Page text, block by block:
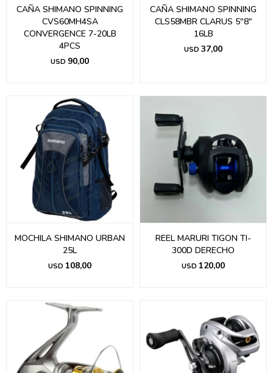
CAÑA SHIMANO SPINNING
CVS60MH4SA
CONVERGENCE 7-20LB
4PCS
USD 90,00
CAÑA SHIMANO SPINNING
CLS58MBR CLARUS 5"8"
16LB
USD 37,00
MOCHILA SHIMANO URBAN
25L
USD 108,00
REEL MARURI TIGON TI-
300D DERECHO
USD 120,00